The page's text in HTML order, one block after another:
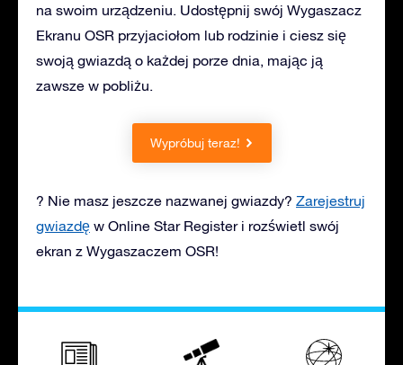
na swoim urządzeniu. Udostępnij swój Wygaszacz
Ekranu OSR przyjaciołom lub rodzinie i ciesz się
swoją gwiazdą o każdej porze dnia, mając ją
zawsze w pobliżu.
Wypróbuj teraz!
? Nie masz jeszcze nazwanej gwiazdy? Zarejestruj
gwiazdę w Online Star Register i rozświetl swój
ekran z Wygaszaczem OSR!